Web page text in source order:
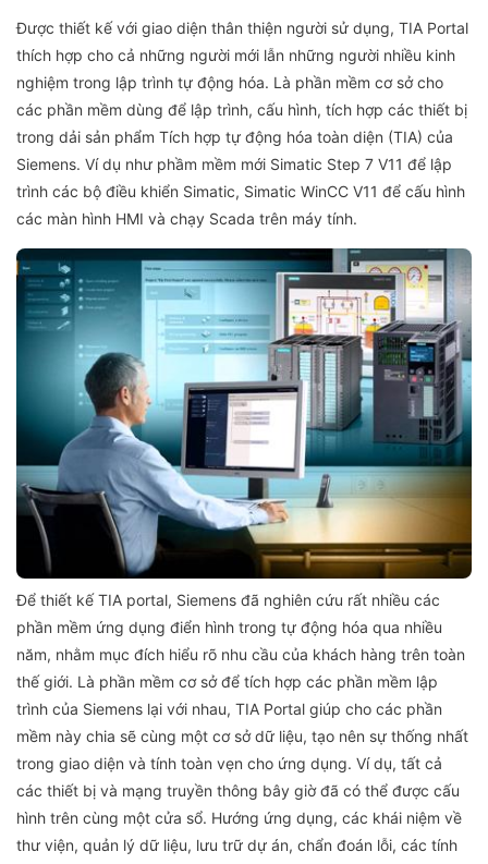
Được thiết kế với giao diện thân thiện người sử dụng, TIA Portal
thích hợp cho cả những người mới lẫn những người nhiều kinh
nghiệm trong lập trình tự động hóa. Là phần mềm cơ sở cho
các phần mềm dùng để lập trình, cấu hình, tích hợp các thiết bị
trong dải sản phẩm Tích hợp tự động hóa toàn diện (TIA) của
Siemens. Ví dụ như phầm mềm mới Simatic Step 7 V11 để lập
trình các bộ điều khiển Simatic, Simatic WinCC V11 để cấu hình
các màn hình HMI và chạy Scada trên máy tính.
Để thiết kế TIA portal, Siemens đã nghiên cứu rất nhiều các
phần mềm ứng dụng điển hình trong tự động hóa qua nhiều
năm, nhằm mục đích hiểu rõ nhu cầu của khách hàng trên toàn
thế giới. Là phần mềm cơ sở để tích hợp các phần mềm lập
trình của Siemens lại với nhau, TIA Portal giúp cho các phần
mềm này chia sẽ cùng một cơ sở dữ liệu, tạo nên sự thống nhất
trong giao diện và tính toàn vẹn cho ứng dụng. Ví dụ, tất cả
các thiết bị và mạng truyền thông bây giờ đã có thể được cấu
hình trên cùng một cửa sổ. Hướng ứng dụng, các khái niệm về
thư viện, quản lý dữ liệu, lưu trữ dự án, chẩn đoán lỗi, các tính